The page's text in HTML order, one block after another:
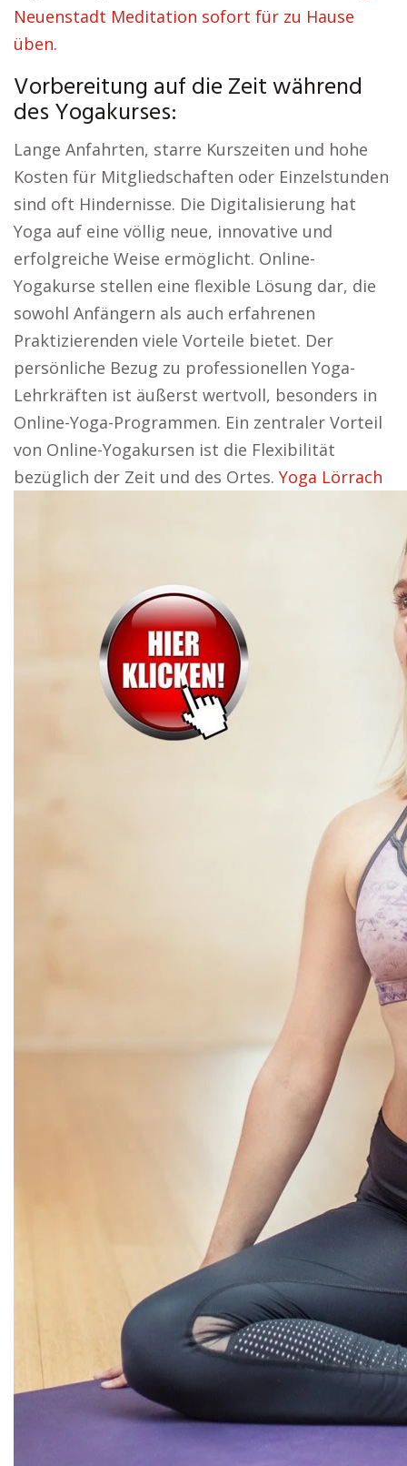
Neuenstadt Meditation sofort für zu Hause
üben.
Vorbereitung auf die Zeit während
des Yogakurses:
Lange Anfahrten, starre Kurszeiten und hohe
Kosten für Mitgliedschaften oder Einzelstunden
sind oft Hindernisse. Die Digitalisierung hat
Yoga auf eine völlig neue, innovative und
erfolgreiche Weise ermöglicht. Online-
Yogakurse stellen eine flexible Lösung dar, die
sowohl Anfängern als auch erfahrenen
Praktizierenden viele Vorteile bietet. Der
persönliche Bezug zu professionellen Yoga-
Lehrkräften ist äußerst wertvoll, besonders in
Online-Yoga-Programmen. Ein zentraler Vorteil
von Online-Yogakursen ist die Flexibilität
bezüglich der Zeit und des Ortes. Yoga Lörrach